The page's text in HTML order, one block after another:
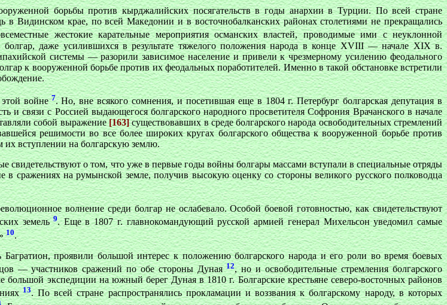
борьбы против кырджалийских посягательств в годы анархии в Турции. По всей стране
Видинском крае, по всей Македонии и в восточнобалканских районах столетиями не прекращались
жестокие карательные мероприятия османских властей, проводимые ими с неуклонной
даже усилившихся в результате тяжелого положения народа в конце XVIII — начале XIX в.
системы — разорили зависимое население и привели к чрезмерному усилению феодального
к вооруженной борьбе против их феодальных поработителей. Именно в такой обстановке встретили
войне 7. Но, вне всякого сомнения, и посетившая еще в 1804 г. Петербург болгарская депутация в
и связи с Россией выдающегося болгарского народного просветителя Софрония Врачанского в начале
собой выражение [163] существовавших в среде болгарского народа освободительных стремлений
решимости во все более широких кругах болгарского общества к вооруженной борьбе против
их вступлении на болгарскую землю.
о том, что уже в первые годы войны болгары массами вступали в специальные отряды
сражениях на румынской земле, получив высокую оценку со стороны великого русского полководца
волнение среди болгар не ослабевало. Особой боевой готовностью, как свидетельствуют
земель 9. Еще в 1807 г. главнокомандующий русской армией генерал Михельсон уведомил самые
10.
проявили большой интерес к положению болгарского народа и его роли во время боевых
— участников сражений по обе стороны Дуная 12, но и освободительные стремления болгарского
большой экспедиции на южный берег Дуная в 1810 г. Болгарские крестьяне северо-восточных районов
13. По всей стране распространялись прокламации и воззвания к болгарскому народу, в которых